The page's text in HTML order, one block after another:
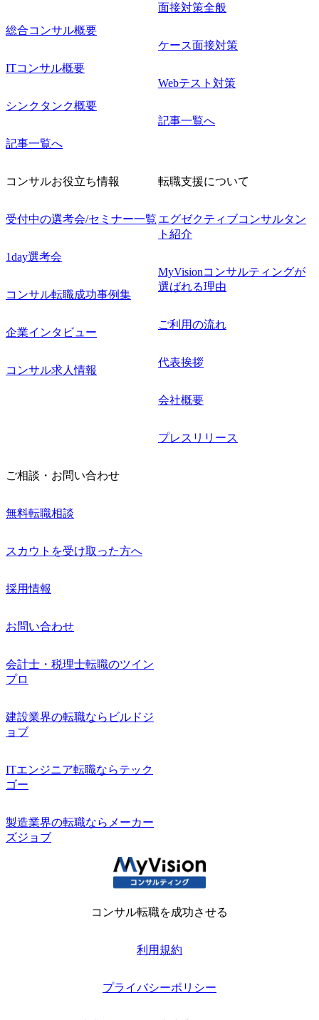
総合コンサル概要
ITコンサル概要
シンクタンク概要
記事一覧へ
面接対策全般
ケース面接対策
Webテスト対策
記事一覧へ
コンサルお役立ち情報
受付中の選考会/セミナー一覧
1day選考会
コンサル転職成功事例集
企業インタビュー
コンサル求人情報
転職支援について
エグゼクティブコンサルタン
ト紹介
MyVisionコンサルティングが
選ばれる理由
ご利用の流れ
代表挨拶
会社概要
プレスリリース
ご相談・お問い合わせ
無料転職相談
スカウトを受け取った方へ
採用情報
お問い合わせ
会計士・税理士転職のツイン
プロ
建設業界の転職ならビルドジ
ョブ
ITエンジニア転職ならテック
ゴー
製造業界の転職ならメーカー
ズジョブ
コンサル転職を成功させる
利用規約
プライバシーポリシー